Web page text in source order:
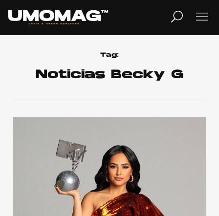
Home
Cover Story
Tag:
Noticias Becky G